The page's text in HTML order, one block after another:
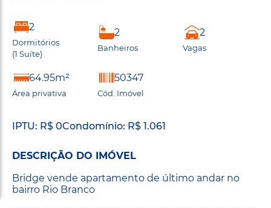
2
Dormitórios
(1 Suíte)
2
Banheiros
2
Vagas
64.95m²
Área privativa
50347
Cód. Imóvel
IPTU: R$ 0Condomínio: R$ 1.061
DESCRIÇÃO DO IMÓVEL
Bridge vende apartamento de último andar no
bairro Rio Branco